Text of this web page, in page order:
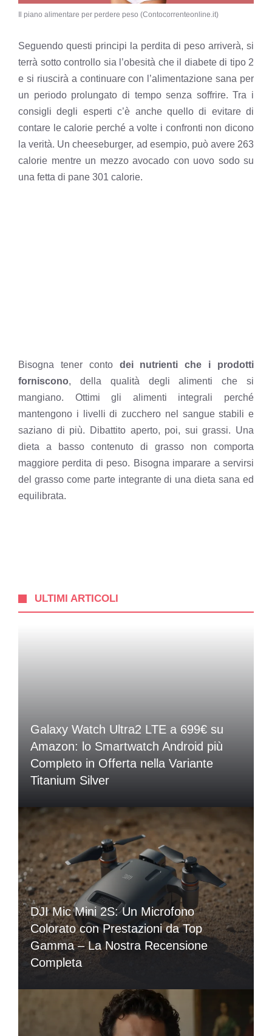
Il piano alimentare per perdere peso (Contocorrenteonline.it)
Seguendo questi principi la perdita di peso arriverà, si
terrà sotto controllo sia l’obesità che il diabete di tipo 2
e si riuscirà a continuare con l’alimentazione sana per
un periodo prolungato di tempo senza soffrire. Tra i
consigli degli esperti c’è anche quello di evitare di
contare le calorie perché a volte i confronti non dicono
la verità. Un cheeseburger, ad esempio, può avere 263
calorie mentre un mezzo avocado con uovo sodo su
una fetta di pane 301 calorie.
Bisogna tener conto dei nutrienti che i prodotti
forniscono, della qualità degli alimenti che si
mangiano. Ottimi gli alimenti integrali perché
mantengono i livelli di zucchero nel sangue stabili e
saziano di più. Dibattito aperto, poi, sui grassi. Una
dieta a basso contenuto di grasso non comporta
maggiore perdita di peso. Bisogna imparare a servirsi
del grasso come parte integrante di una dieta sana ed
equilibrata.
ULTIMI ARTICOLI
Galaxy Watch Ultra2 LTE a 699€ su
Amazon: lo Smartwatch Android più
Completo in Offerta nella Variante
Titanium Silver
DJI Mic Mini 2S: Un Microfono
Colorato con Prestazioni da Top
Gamma – La Nostra Recensione
Completa